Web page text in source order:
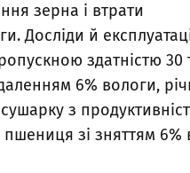
зерна і втрати
Досліди й
здатністю
6% вологи,
з
зі зняттям 6%